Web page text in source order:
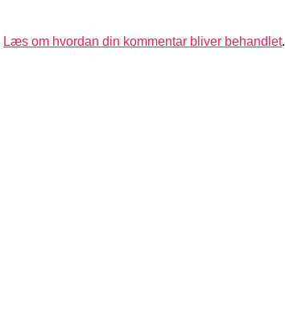
Læs om hvordan din kommentar bliver behandlet.